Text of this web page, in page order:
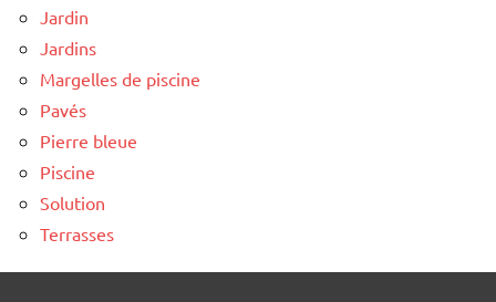
Jardin
Jardins
Margelles de piscine
Pavés
Pierre bleue
Piscine
Solution
Terrasses